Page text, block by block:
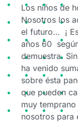
Los niños de
Nosotros los
el futuro… ¡
años 60
demuestra.
ha venido
sobre ésta
que pueden
muy
nosotros para